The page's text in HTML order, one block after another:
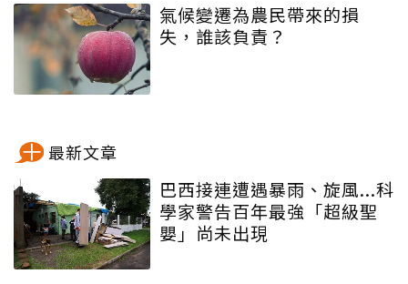
氣候變遷為農民帶來的損
失，誰該負責？
最新文章
巴西接連遭遇暴雨、旋風...科
學家警告百年最強「超級聖
嬰」尚未出現